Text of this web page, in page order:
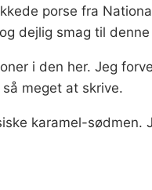
porse fra
dejlig smag til denne
i den her. Jeg
meget at skrive.
karamel-sødmen.